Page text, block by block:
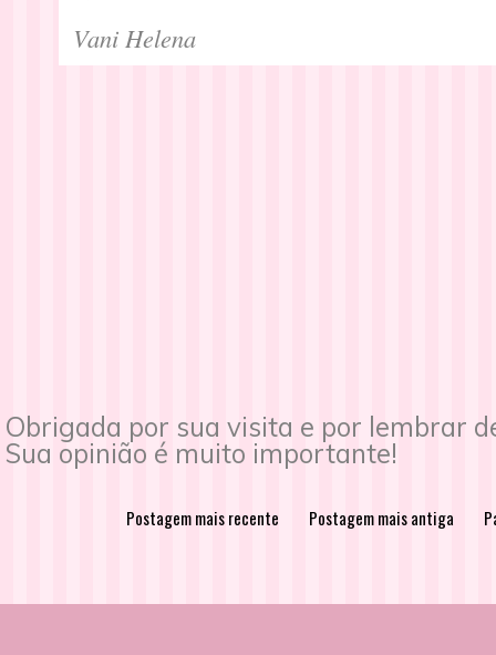
Vani Helena
Obrigada por sua visita e por lembrar
Sua opinião é muito importante!
Postagem mais recente Postagem mais antiga